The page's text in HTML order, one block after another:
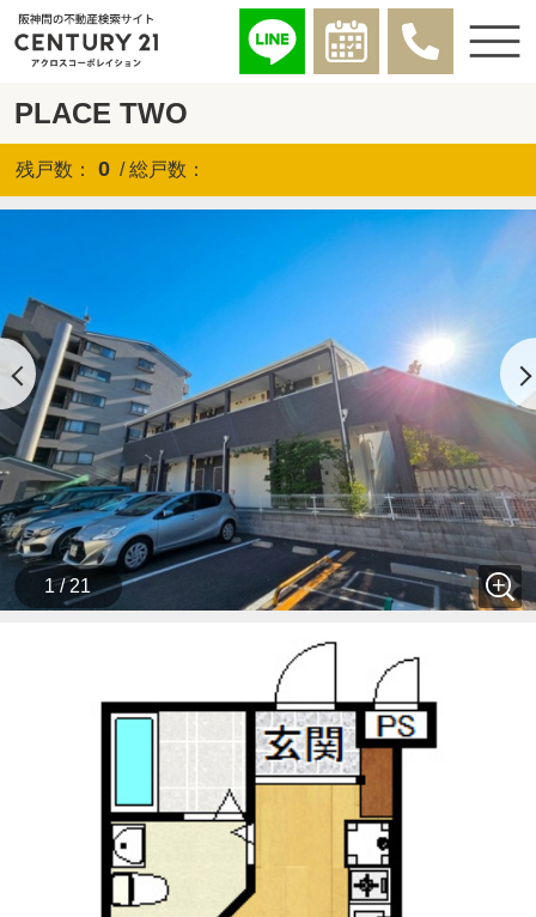
PLACE TWO
残戸数： 0 / 総戸数：
1 / 21